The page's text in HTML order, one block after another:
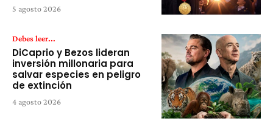
5 agosto 2026
Debes leer...
DiCaprio y Bezos lideran
inversión millonaria para
salvar especies en peligro
de extinción
4 agosto 2026